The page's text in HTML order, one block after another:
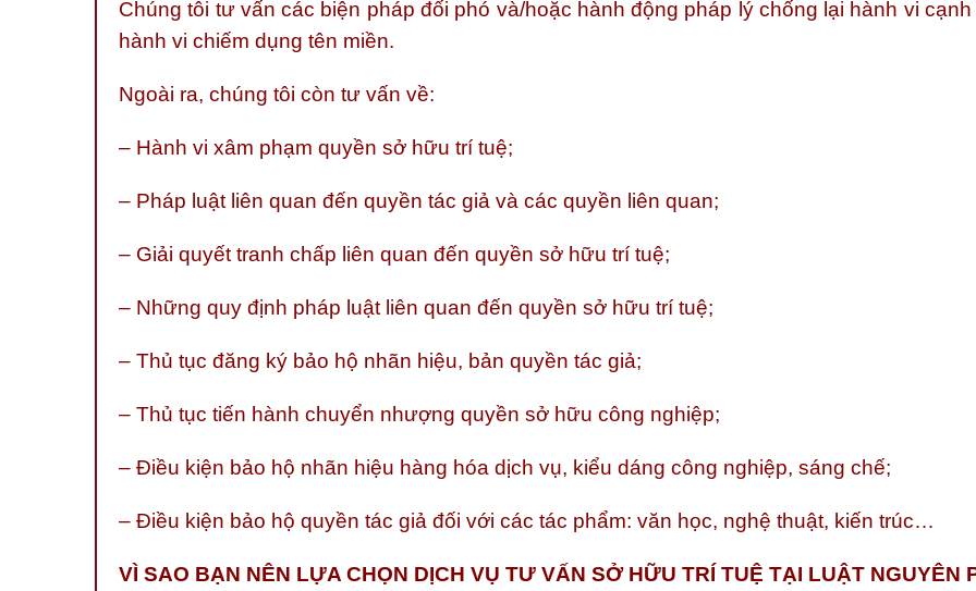
Chúng tôi tư vấn các biện pháp đối phó và/hoặc hành động pháp lý chống lại hành vi
hành vi chiếm dụng tên miền.
Ngoài ra, chúng tôi còn tư vấn về:
– Hành vi xâm phạm quyền sở hữu trí tuệ;
– Pháp luật liên quan đến quyền tác giả và các quyền liên quan;
– Giải quyết tranh chấp liên quan đến quyền sở hữu trí tuệ;
– Những quy định pháp luật liên quan đến quyền sở hữu trí tuệ;
– Thủ tục đăng ký bảo hộ nhãn hiệu, bản quyền tác giả;
– Thủ tục tiến hành chuyển nhượng quyền sở hữu công nghiệp;
– Điều kiện bảo hộ nhãn hiệu hàng hóa dịch vụ, kiểu dáng công nghiệp, sáng chế;
– Điều kiện bảo hộ quyền tác giả đối với các tác phẩm: văn học, nghệ thuật, kiến trúc…
VÌ SAO BẠN NÊN LỰA CHỌN DỊCH VỤ TƯ VẤN SỞ HỮU TRÍ TUỆ TẠI LUẬT NGUYÊN